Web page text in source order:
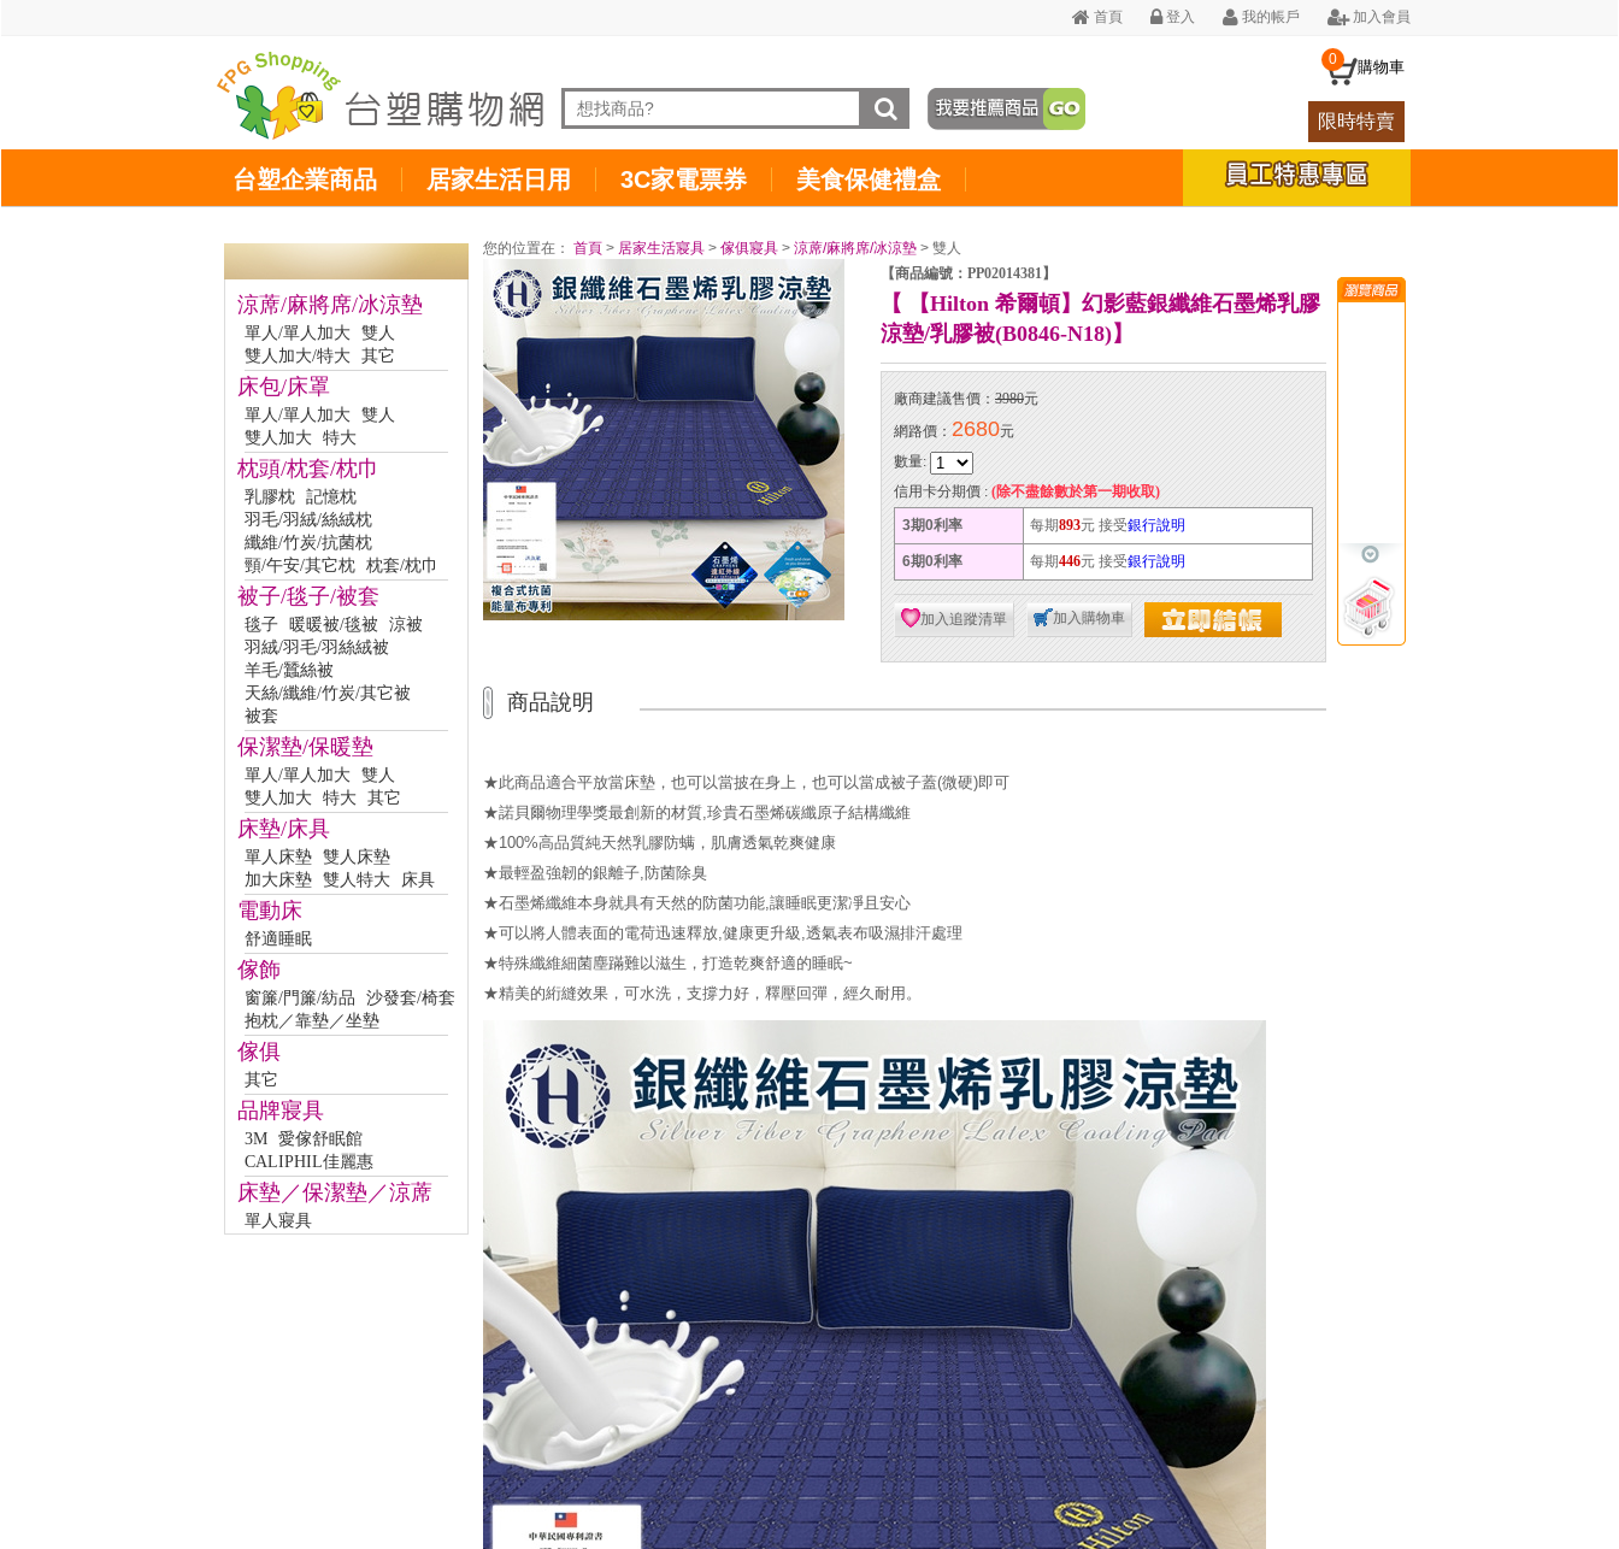
首頁 登入 我的帳戶 加入會員
0 購物車
限時特賣
台塑企業商品 居家生活日用 3C家電票券 美食保健禮盒
涼蓆/麻將席/冰涼墊
單人/單人加大 雙人
雙人加大/特大 其它
床包/床罩
單人/單人加大 雙人
雙人加大 特大
枕頭/枕套/枕巾
乳膠枕 記憶枕
羽毛/羽絨/絲絨枕
纖維/竹炭/抗菌枕
頸/午安/其它枕 枕套/枕巾
被子/毯子/被套
毯子 暖暖被/毯被
涼被
羽絨/羽毛/羽絲絨被
羊毛/蠶絲被
天絲/纖維/竹炭/其它被
被套
保潔墊/保暖墊
單人/單人加大 雙人
雙人加大 特大 其它
床墊/床具
單人床墊 雙人床墊
加大床墊 雙人特大 床具
電動床
舒適睡眠
傢飾
窗簾/門簾/紡品
沙發套/椅套
抱枕／靠墊／坐墊
傢俱
其它
品牌寢具
3M 愛傢舒眠館
CALIPHIL佳麗惠
床墊／保潔墊／涼蓆
單人寢具
您的位置在： 首頁 > 居家生活寢具 > 傢俱寢具 > 涼蓆/麻將席/冰涼墊 > 雙人
【商品編號：PP02014381】
【 【Hilton 希爾頓】幻影藍銀纖維石墨烯乳膠
涼墊/乳膠被(B0846-N18)】
廠商建議售價： 3980元
網路價： 2680元
數量:
信用卡分期價 : (除不盡餘數於第一期收取)
3期0利率
每期893元 接受銀行說明
6期0利率 每期446元 接受銀行說明
加入追蹤清單 加入購物車
商品說明
★此商品適合平放當床墊，也可以當披在身上，也可以當成被子蓋(微硬)即可
★諾貝爾物理學獎最創新的材質,珍貴石墨烯碳纖原子結構纖維
★100%高品質純天然乳膠防螨，肌膚透氣乾爽健康
★最輕盈強韌的銀離子,防菌除臭
★石墨烯纖維本身就具有天然的防菌功能,讓睡眠更潔凈且安心
★可以將人體表面的電荷迅速釋放,健康更升級,透氣表布吸濕排汗處理
★特殊纖維細菌塵蹣難以滋生，打造乾爽舒適的睡眠~
★精美的絎縫效果，可水洗，支撐力好，釋壓回彈，經久耐用。